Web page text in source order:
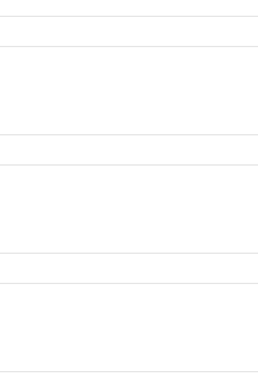
Community Editionmodeli için
görüntü kalitesinde
devam eder.
karşı ek koruma sağlar.